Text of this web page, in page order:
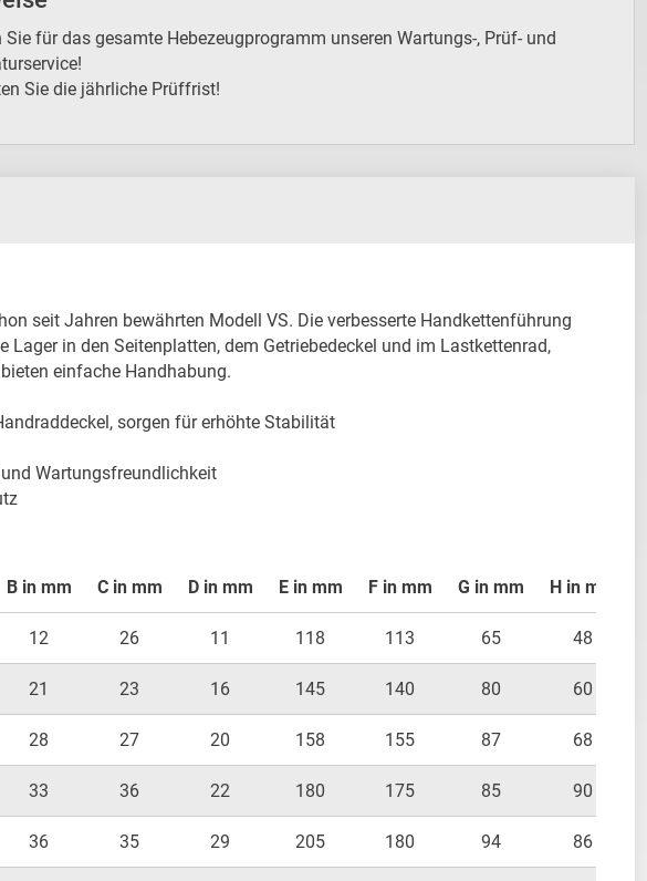
Sie für das gesamte Hebezeugprogramm unseren Wartungs-, Prüf- und
Sie die jährliche Prüffrist!
seit Jahren bewährten Modell VS. Die verbesserte Handkettenführung
in den Seitenplatten, dem Getriebedeckel und im Lastkettenrad,
einfache Handhabung.
sorgen für erhöhte Stabilität
Wartungsfreundlichkeit
B in mm C in mm D in mm E in mm F in mm G in mm H in mm
12 26 11 118 113 65 48
21 23 16 145 140 80 60
28 27 20 158 155 87 68
33 36 22 180 175 85 90
36 35 29 205 180 94 86